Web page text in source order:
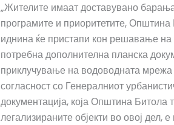
„Жителите имаат доставувано
програмите и приоритетите,
иднина ќе пристапи кон решавање
потребна дополнителна планска
приклучување на водоводната мрежа
согласност со Генералниот
документација, која Општина Битола
легализираните објекти во овој дел,